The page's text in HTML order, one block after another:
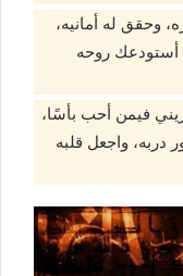
وحقق له أمانيه،
أستودعك روحه
فيمن أحب بأسًا،
دربه، واجعل قلبه